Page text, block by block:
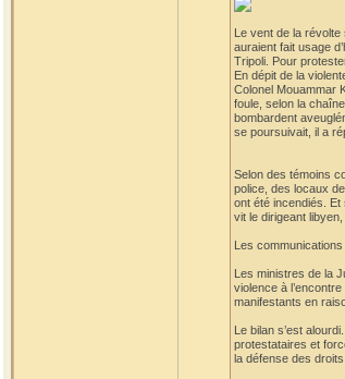
Le vent de la
auraient fait usage
Tripoli. Pour
En dépit de la
Colonel Mouammar
foule, selon la
bombardent
se poursuivait, il a
Selon des témoins
police, des locaux
ont été incendiés. Et
vit le dirigeant
Les
Les ministres de la
violence à
manifestants en
Le bilan s’est
protestataires et
la défense des